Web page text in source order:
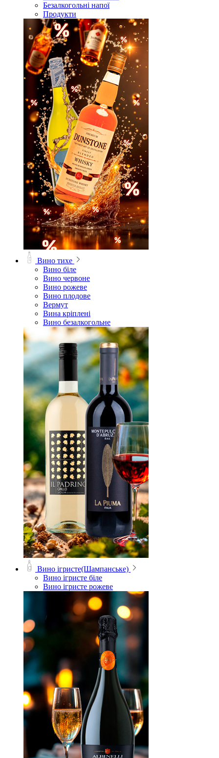
Безалкогольні напої
Продукти
Вино тихе
Вино біле
Вино червоне
Вино рожеве
Вино плодове
Вермут
Вина кріплені
Вино безалкогольне
Вино ігристе(Шампанське)
Вино ігристе біле
Вино ігристе рожеве